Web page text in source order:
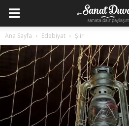
Ana Sayfa Edebiyat Şiir